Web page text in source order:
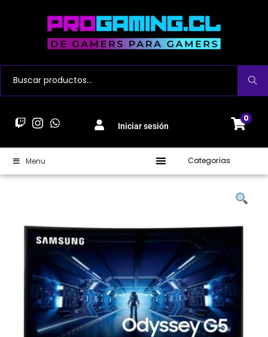
Buscar
Iniciar sesión
0
Menu Categorías